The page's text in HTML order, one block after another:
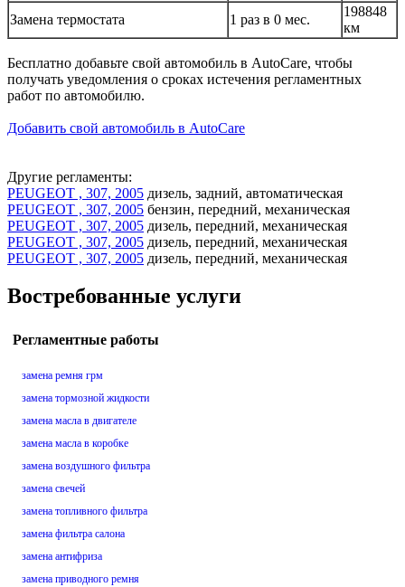
Замена термостата
1 раз в 0 мес.
198848
км
Бесплатно добавьте свой автомобиль в AutoCare, чтобы
получать уведомления о сроках истечения регламентных
работ по автомобилю.
Добавить свой автомобиль в AutoCare
Другие регламенты:
PEUGEOT , 307, 2005 дизель, задний, автоматическая
PEUGEOT , 307, 2005 бензин, передний, механическая
PEUGEOT , 307, 2005 дизель, передний, механическая
PEUGEOT , 307, 2005 дизель, передний, механическая
PEUGEOT , 307, 2005 дизель, передний, механическая
Востребованные услуги
Регламентные работы
замена ремня грм
замена тормозной жидкости
замена масла в двигателе
замена масла в коробке
замена воздушного фильтра
замена свечей
замена топливного фильтра
замена фильтра салона
замена антифриза
замена приводного ремня